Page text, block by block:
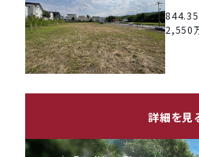
2,550
詳細を見